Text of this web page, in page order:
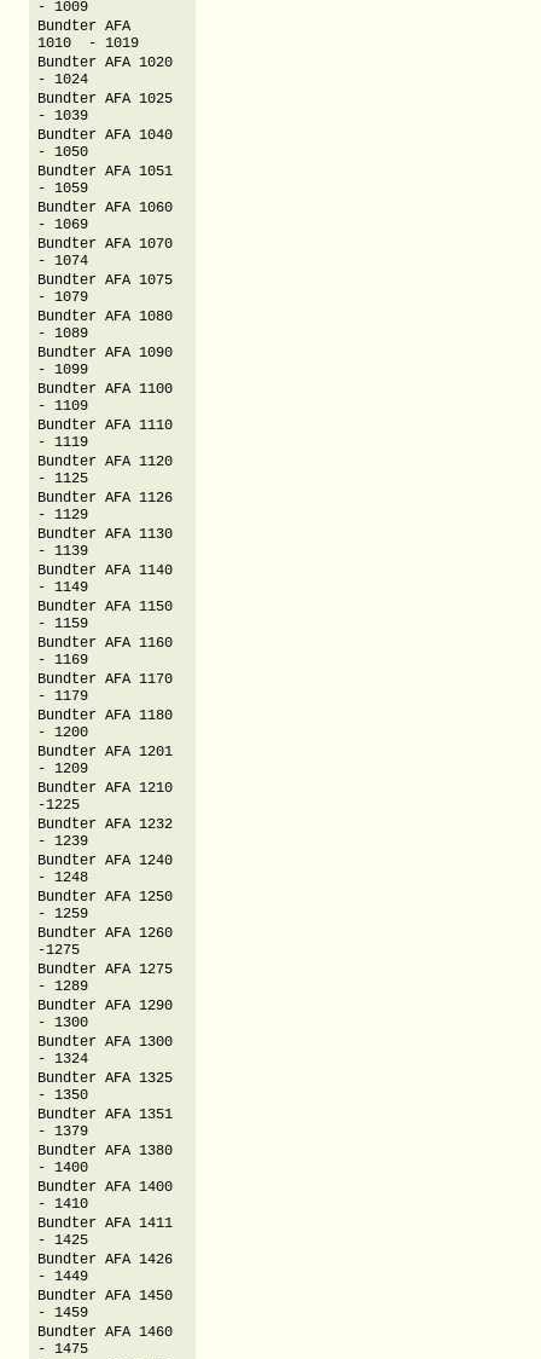
- 1009
Bundter AFA
1010 - 1019
Bundter AFA 1020
- 1024
Bundter AFA 1025
- 1039
Bundter AFA 1040
- 1050
Bundter AFA 1051
- 1059
Bundter AFA 1060
- 1069
Bundter AFA 1070
- 1074
Bundter AFA 1075
- 1079
Bundter AFA 1080
- 1089
Bundter AFA 1090
- 1099
Bundter AFA 1100
- 1109
Bundter AFA 1110
- 1119
Bundter AFA 1120
- 1125
Bundter AFA 1126
- 1129
Bundter AFA 1130
- 1139
Bundter AFA 1140
- 1149
Bundter AFA 1150
- 1159
Bundter AFA 1160
- 1169
Bundter AFA 1170
- 1179
Bundter AFA 1180
- 1200
Bundter AFA 1201
- 1209
Bundter AFA 1210
-1225
Bundter AFA 1232
- 1239
Bundter AFA 1240
- 1248
Bundter AFA 1250
- 1259
Bundter AFA 1260
-1275
Bundter AFA 1275
- 1289
Bundter AFA 1290
- 1300
Bundter AFA 1300
- 1324
Bundter AFA 1325
- 1350
Bundter AFA 1351
- 1379
Bundter AFA 1380
- 1400
Bundter AFA 1400
- 1410
Bundter AFA 1411
- 1425
Bundter AFA 1426
- 1449
Bundter AFA 1450
- 1459
Bundter AFA 1460
- 1475